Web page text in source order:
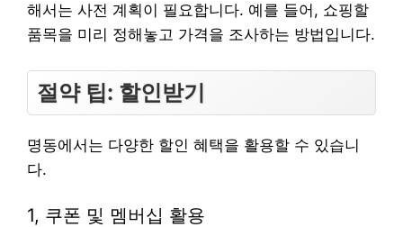
해서는 사전 계획이 필요합니다. 예를 들어, 쇼핑할
품목을 미리 정해놓고 가격을 조사하는 방법입니다.
절약 팁: 할인받기
명동에서는 다양한 할인 혜택을 활용할 수 있습니
다.
1, 쿠폰 및 멤버십 활용